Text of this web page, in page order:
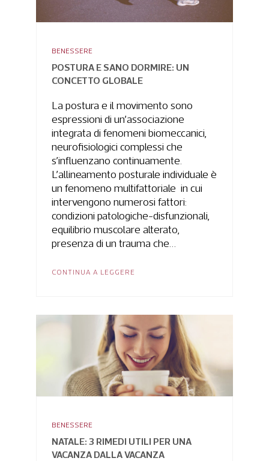
BENESSERE
POSTURA E SANO DORMIRE: UN
CONCETTO GLOBALE
La postura e il movimento sono
espressioni di un’associazione
integrata di fenomeni biomeccanici,
neurofisiologici complessi che
s’influenzano continuamente.
L’allineamento posturale individuale è
un fenomeno multifattoriale in cui
intervengono numerosi fattori:
condizioni patologiche-disfunzionali,
equilibrio muscolare alterato,
presenza di un trauma che…
CONTINUA A LEGGERE
BENESSERE
NATALE: 3 RIMEDI UTILI PER UNA
VACANZA DALLA VACANZA